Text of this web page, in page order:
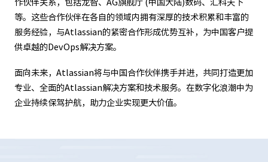
作伙伴关系，包括龙智、AG旗舰厅 (中国大陆)数码、汇科天下
等。这些合作伙伴在各自的领域内拥有深厚的技术积累和丰富的
服务经验，与Atlassian的紧密合作形成优势互补，为中国客户提
供卓越的DevOps解决方案。
面向未来，Atlassian将与中国合作伙伴携手并进，共同打造更加
专业、全面的Atlassian解决方案和技术服务。在数字化浪潮中为
企业持续保驾护航，助力企业实现更大价值。